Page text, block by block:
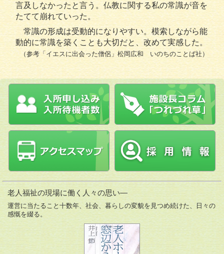
言及しなかったと言う。仏教に関する私の常識が音を
たてて崩れていった。
常識の形成は受動的になりやすい。模索しながら能
動的に常識を築くことも大切だと、改めて実感した。
（参考「イエスに出会った僧侶」松岡広和 いのちのことば社）
老人福祉の現場に働く人々の思い―
運営に当たること十数年、社会、暮らしの変貌を見つめ続けた、日々の
感慨を綴る。